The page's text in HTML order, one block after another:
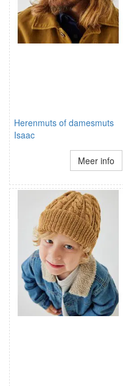
Herenmuts of damesmuts
Isaac
Meer info